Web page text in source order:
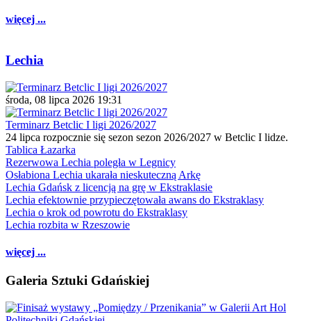
więcej ...
Lechia
środa, 08 lipca 2026 19:31
Terminarz Betclic I ligi 2026/2027
24 lipca rozpocznie się sezon sezon 2026/2027 w Betclic I lidze.
Tablica Łazarka
Rezerwowa Lechia poległa w Legnicy
Osłabiona Lechia ukarała nieskuteczną Arkę
Lechia Gdańsk z licencją na grę w Ekstraklasie
Lechia efektownie przypieczętowała awans do Ekstraklasy
Lechia o krok od powrotu do Ekstraklasy
Lechia rozbita w Rzeszowie
więcej ...
Galeria Sztuki Gdańskiej